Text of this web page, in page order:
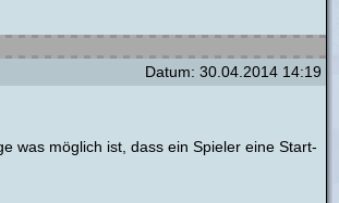
Datum: 30.04.2014 14:19
was möglich ist, dass ein Spieler eine Start-